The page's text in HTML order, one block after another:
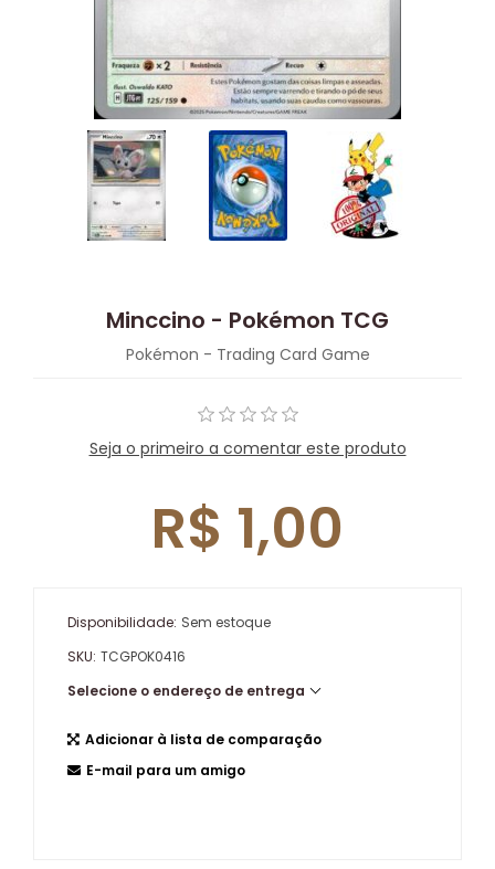
Minccino - Pokémon TCG
Pokémon - Trading Card Game
Seja o primeiro a comentar este produto
R$ 1,00
Disponibilidade: Sem estoque
SKU: TCGPOK0416
Selecione o endereço de entrega
Adicionar à lista de comparação
E-mail para um amigo